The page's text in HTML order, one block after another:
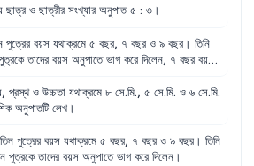
৯
ছাত্র ও ছাত্রীর সংখ্যার অনুপাত ৫ : ৩ ।
পুত্রের বয়স যথাক্রমে ৫ বছর, ৭ বছর ও ৯ বছর । তিনি
তাদের বয়স অনুপাতে ভাগ করে দিলেন, ৭ বছর বয়সী
, প্রস্থ ও উচ্চতা যথাক্রমে ৮ সে.মি., ৫ সে.মি. ও ৬ সে.মি.
অনুপাতটি লেখ ।
তিন পুত্রের বয়স যথাক্রমে ৫ বছর, ৭ বছর ও ৯ বছর । তিনি
পুত্রকে তাদের বয়স অনুপাতে ভাগ করে দিলেন ।